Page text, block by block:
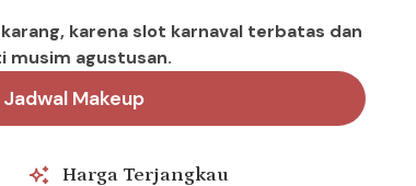
karena slot karnaval terbatas dan
musim agustusan.
Makeup
Harga Terjangkau